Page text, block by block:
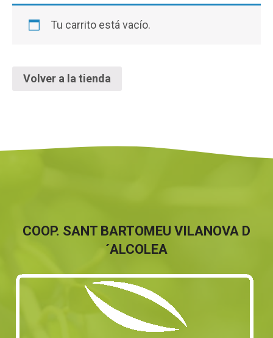
Tu carrito está vacío.
Volver a la tienda
COOP. SANT BARTOMEU VILANOVA D
´ALCOLEA